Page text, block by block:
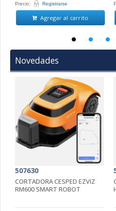
Precio: Registrarse
Agregar al carrito
Novedades
507630
CORTADORA CESPED EZVIZ
RM600 SMART ROBOT